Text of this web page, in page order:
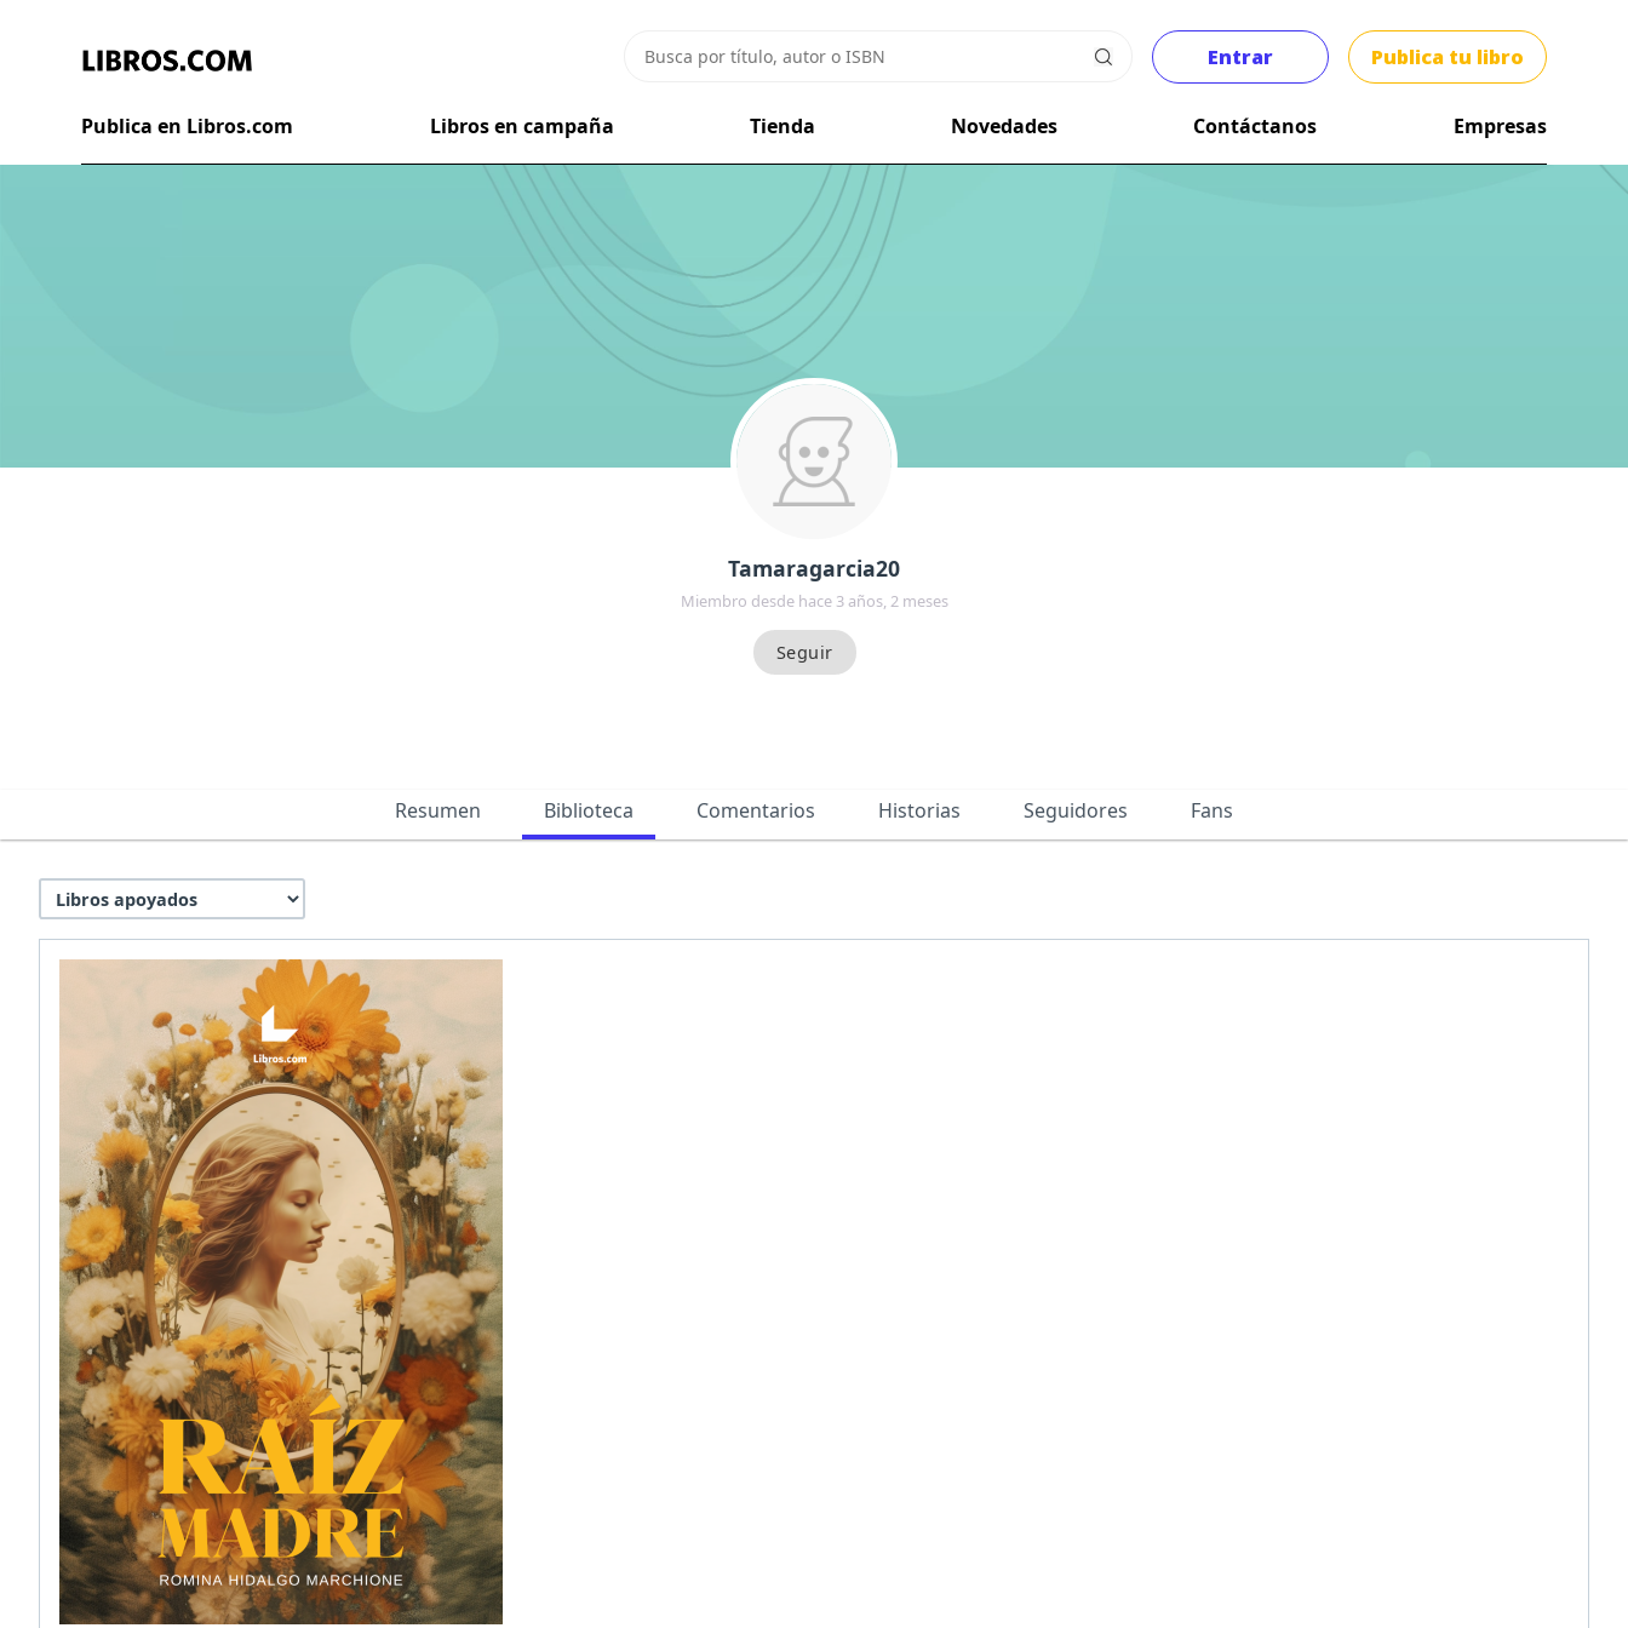
Entrar Publica tu libro
Publica en Libros.com Libros en campaña Tienda Novedades Contáctanos Empresas
Tamaragarcia20
Miembro desde hace 3 años, 2 meses
Resumen Biblioteca Comentarios Historias Seguidores Fans